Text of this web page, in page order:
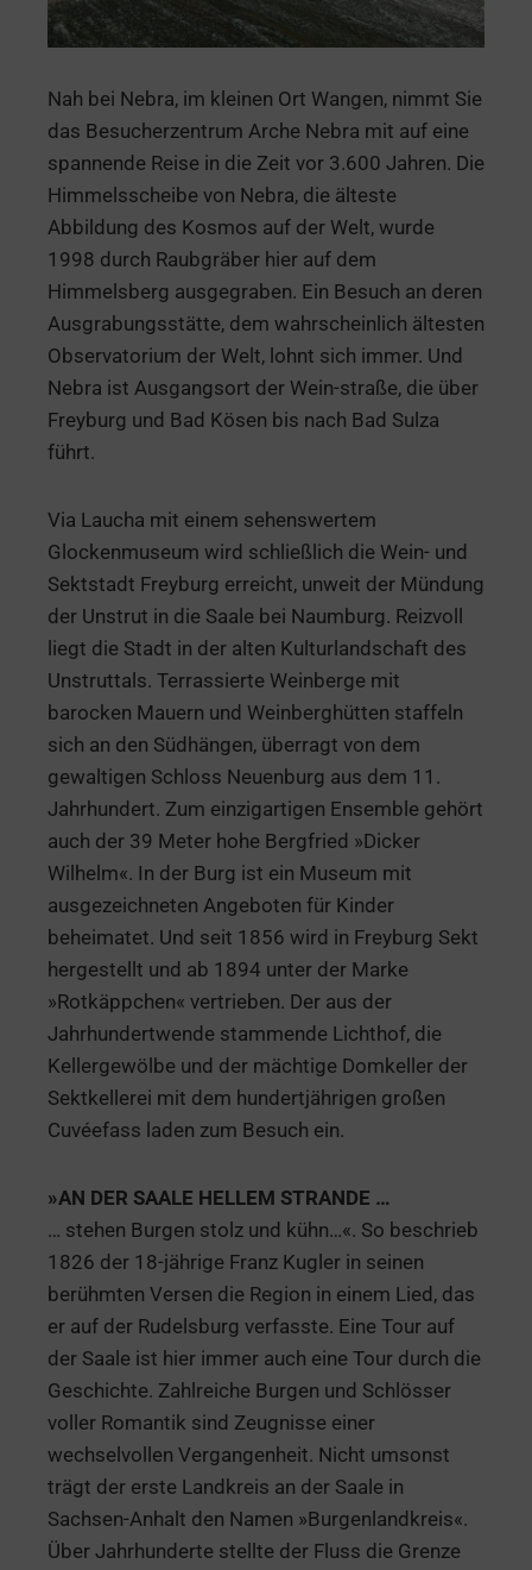
Nah bei Nebra, im kleinen Ort Wangen, nimmt Sie
das Besucherzentrum Arche Nebra mit auf eine
spannende Reise in die Zeit vor 3.600 Jahren. Die
Himmelsscheibe von Nebra, die älteste
Abbildung des Kosmos auf der Welt, wurde
1998 durch Raubgräber hier auf dem
Himmelsberg ausgegraben. Ein Besuch an deren
Ausgrabungsstätte, dem wahrscheinlich ältesten
Observatorium der Welt, lohnt sich immer. Und
Nebra ist Ausgangsort der Wein-straße, die über
Freyburg und Bad Kösen bis nach Bad Sulza
führt.
Via Laucha mit einem sehenswertem
Glockenmuseum wird schließlich die Wein- und
Sektstadt Freyburg erreicht, unweit der Mündung
der Unstrut in die Saale bei Naumburg. Reizvoll
liegt die Stadt in der alten Kulturlandschaft des
Unstruttals. Terrassierte Weinberge mit
barocken Mauern und Weinberghütten staffeln
sich an den Südhängen, überragt von dem
gewaltigen Schloss Neuenburg aus dem 11.
Jahrhundert. Zum einzigartigen Ensemble gehört
auch der 39 Meter hohe Bergfried »Dicker
Wilhelm«. In der Burg ist ein Museum mit
ausgezeichneten Angeboten für Kinder
beheimatet. Und seit 1856 wird in Freyburg Sekt
hergestellt und ab 1894 unter der Marke
»Rotkäppchen« vertrieben. Der aus der
Jahrhundertwende stammende Lichthof, die
Kellergewölbe und der mächtige Domkeller der
Sektkellerei mit dem hundertjährigen großen
Cuvéefass laden zum Besuch ein.
»AN DER SAALE HELLEM STRANDE …
… stehen Burgen stolz und kühn…«. So beschrieb
1826 der 18-jährige Franz Kugler in seinen
berühmten Versen die Region in einem Lied, das
er auf der Rudelsburg verfasste. Eine Tour auf
der Saale ist hier immer auch eine Tour durch die
Geschichte. Zahlreiche Burgen und Schlösser
voller Romantik sind Zeugnisse einer
wechselvollen Vergangenheit. Nicht umsonst
trägt der erste Landkreis an der Saale in
Sachsen-Anhalt den Namen »Burgenlandkreis«.
Über Jahrhunderte stellte der Fluss die Grenze